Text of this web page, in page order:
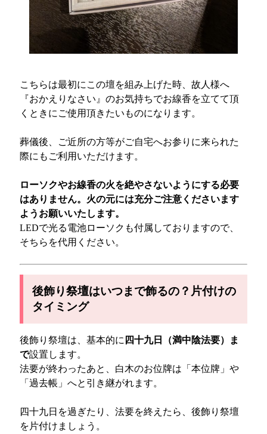
こちらは最初にこの壇を組み上げた時、故人様へ
『おかえりなさい』のお気持ちでお線香を立てて頂
くときにご使用頂きたいものになります。
葬儀後、ご近所の方等がご自宅へお参りに来られた
際にもご利用いただけます。
ローソクやお線香の火を絶やさないようにする必要
はありません。火の元には充分ご注意くださいます
ようお願いいたします。
LEDで光る電池ローソクも付属しておりますので、
そちらを代用ください。
後飾り祭壇はいつまで飾るの？片付けの
タイミング
後飾り祭壇は、基本的に 四十九日（満中陰法要）ま
で設置します。
法要が終わったあと、白木のお位牌は「本位牌」や
「過去帳」へと引き継がれます。
四十九日を過ぎたり、法要を終えたら、後飾り祭壇
を片付けましょう。